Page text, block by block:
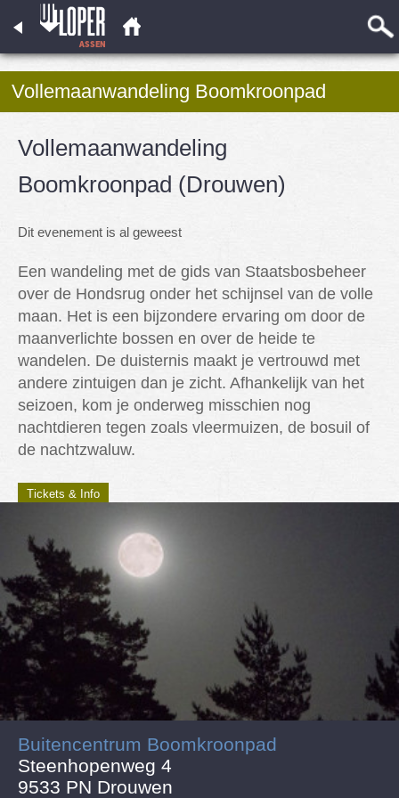
Vollemaanwandeling Boomkroonpad
Vollemaanwandeling
Boomkroonpad (Drouwen)
Dit evenement is al geweest
Een wandeling met de gids van Staatsbosbeheer
over de Hondsrug onder het schijnsel van de volle
maan. Het is een bijzondere ervaring om door de
maanverlichte bossen en over de heide te
wandelen. De duisternis maakt je vertrouwd met
andere zintuigen dan je zicht. Afhankelijk van het
seizoen, kom je onderweg misschien nog
nachtdieren tegen zoals vleermuizen, de bosuil of
de nachtzwaluw.
Tickets & Info
Buitencentrum Boomkroonpad
Steenhopenweg 4
9533 PN Drouwen